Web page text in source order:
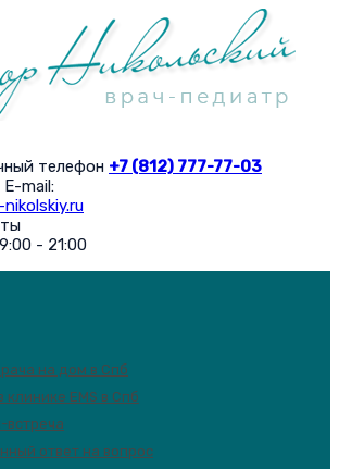
телефон +7 (812) 777-77-03
mail:
- 21:00
на дом в Спб
клинике EMS в Спб
встреча
ответ на вопрос